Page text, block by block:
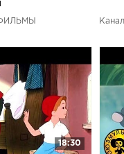
18:30